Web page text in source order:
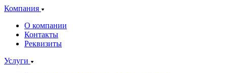
Компания
О компании
Контакты
Реквизиты
Услуги